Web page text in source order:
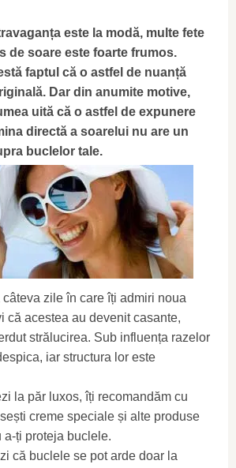
este la modă, multe fete
de soare este foarte frumos.
faptul că o astfel de nuanță
Dar din anumite motive,
uită că o astfel de expunere
directă a soarelui nu are un
buclelor tale.
zile în care îți admiri noua
că acestea au devenit casante,
strălucirea. Sub influența razelor
iar structura lor este
la păr luxos, îți recomandăm cu
creme speciale și alte produse
a-ți proteja buclele.
că buclele se pot arde doar la